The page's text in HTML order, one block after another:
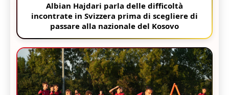
Albian Hajdari parla delle difficoltà
incontrate in Svizzera prima di scegliere di
passare alla nazionale del Kosovo